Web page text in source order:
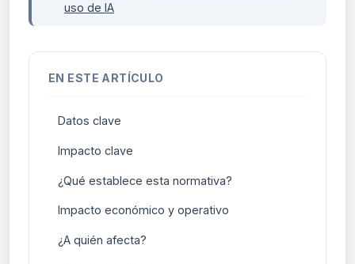
uso de IA
EN ESTE ARTÍCULO
Datos clave
Impacto clave
¿Qué establece esta normativa?
Impacto económico y operativo
¿A quién afecta?